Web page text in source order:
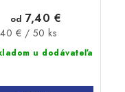
u dodávateľa
od 7,40 €
€ / 50 ks